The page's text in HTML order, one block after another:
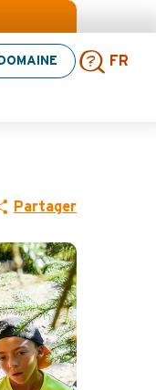
FR
Partager